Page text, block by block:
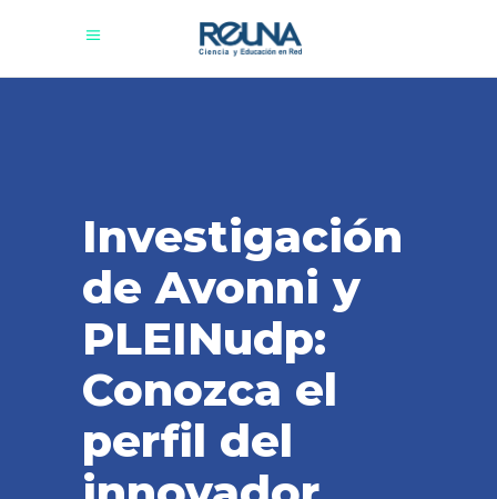
Investigación
de Avonni y
PLEINudp:
Conozca el
perfil del